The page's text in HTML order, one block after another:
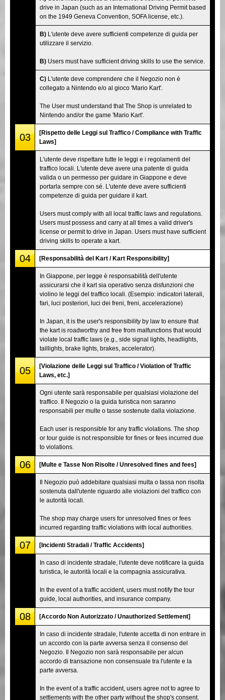
drive in Japan (such as an International Driving Permit based
on the 1949 Geneva Convention, SOFA license, etc.).
B) L'utente deve avere sufficienti competenze di guida per
utilizzare il servizio.
B) Users must have sufficient driving skills to use the service.
C) L'utente deve comprendere che il Negozio non è
collegato a Nintendo e/o al gioco 'Mario Kart'.
The User must understand that The Shop is unrelated to
Nintendo and/or the game 'Mario Kart'.
03
[Rispetto delle Leggi sul Traffico / Compliance with Traffic
Laws]
L'utente deve rispettare tutte le leggi e i regolamenti del
traffico locali. L'utente deve avere una patente di guida
valida o un permesso per guidare in Giappone e deve
portarla sempre con sé. L'utente deve avere sufficienti
competenze di guida per guidare il kart.
Users must comply with all local traffic laws and regulations.
Users must possess and carry at all times a valid driver's
license or permit to drive in Japan. Users must have sufficient
driving skills to operate a kart.
04 [Responsabilità del Kart / Kart Responsibility]
In Giappone, per legge è responsabilità dell'utente
assicurarsi che il kart sia operativo senza disfunzioni che
violino le leggi del traffico locali. (Esempio: indicatori laterali,
fari, luci posteriori, luci dei freni, freni, accelerazione)
In Japan, it is the user's responsibility by law to ensure that
the kart is roadworthy and free from malfunctions that would
violate local traffic laws (e.g., side signal lights, headlights,
taillights, brake lights, brakes, accelerator).
05
[Violazione delle Leggi sul Traffico / Violation of Traffic
Laws, etc.]
Ogni utente sarà responsabile per qualsiasi violazione del
traffico. Il Negozio o la guida turistica non saranno
responsabili per multe o tasse sostenute dalla violazione.
Each user is responsible for any traffic violations. The shop
or tour guide is not responsible for fines or fees incurred due
to violations.
06 [Multe e Tasse Non Risolte / Unresolved fines and fees]
Il Negozio può addebitare qualsiasi multa o tassa non risolta
sostenuta dall'utente riguardo alle violazioni del traffico con
le autorità locali.
The shop may charge users for unresolved fines or fees
incurred regarding traffic violations with local authorities.
07 [Incidenti Stradali / Traffic Accidents]
In caso di incidente stradale, l'utente deve notificare la guida
turistica, le autorità locali e la compagnia assicurativa.
In the event of a traffic accident, users must notify the tour
guide, local authorities, and insurance company.
08 [Accordo Non Autorizzato / Unauthorized Settlement]
In caso di incidente stradale, l'utente accetta di non entrare in
un accordo con la parte avversa senza il consenso del
Negozio. Il Negozio non sarà responsabile per alcun
accordo di transazione non consensuale tra l'utente e la
parte avversa.
In the event of a traffic accident, users agree not to agree to
settlements with the other party without the shop's consent.